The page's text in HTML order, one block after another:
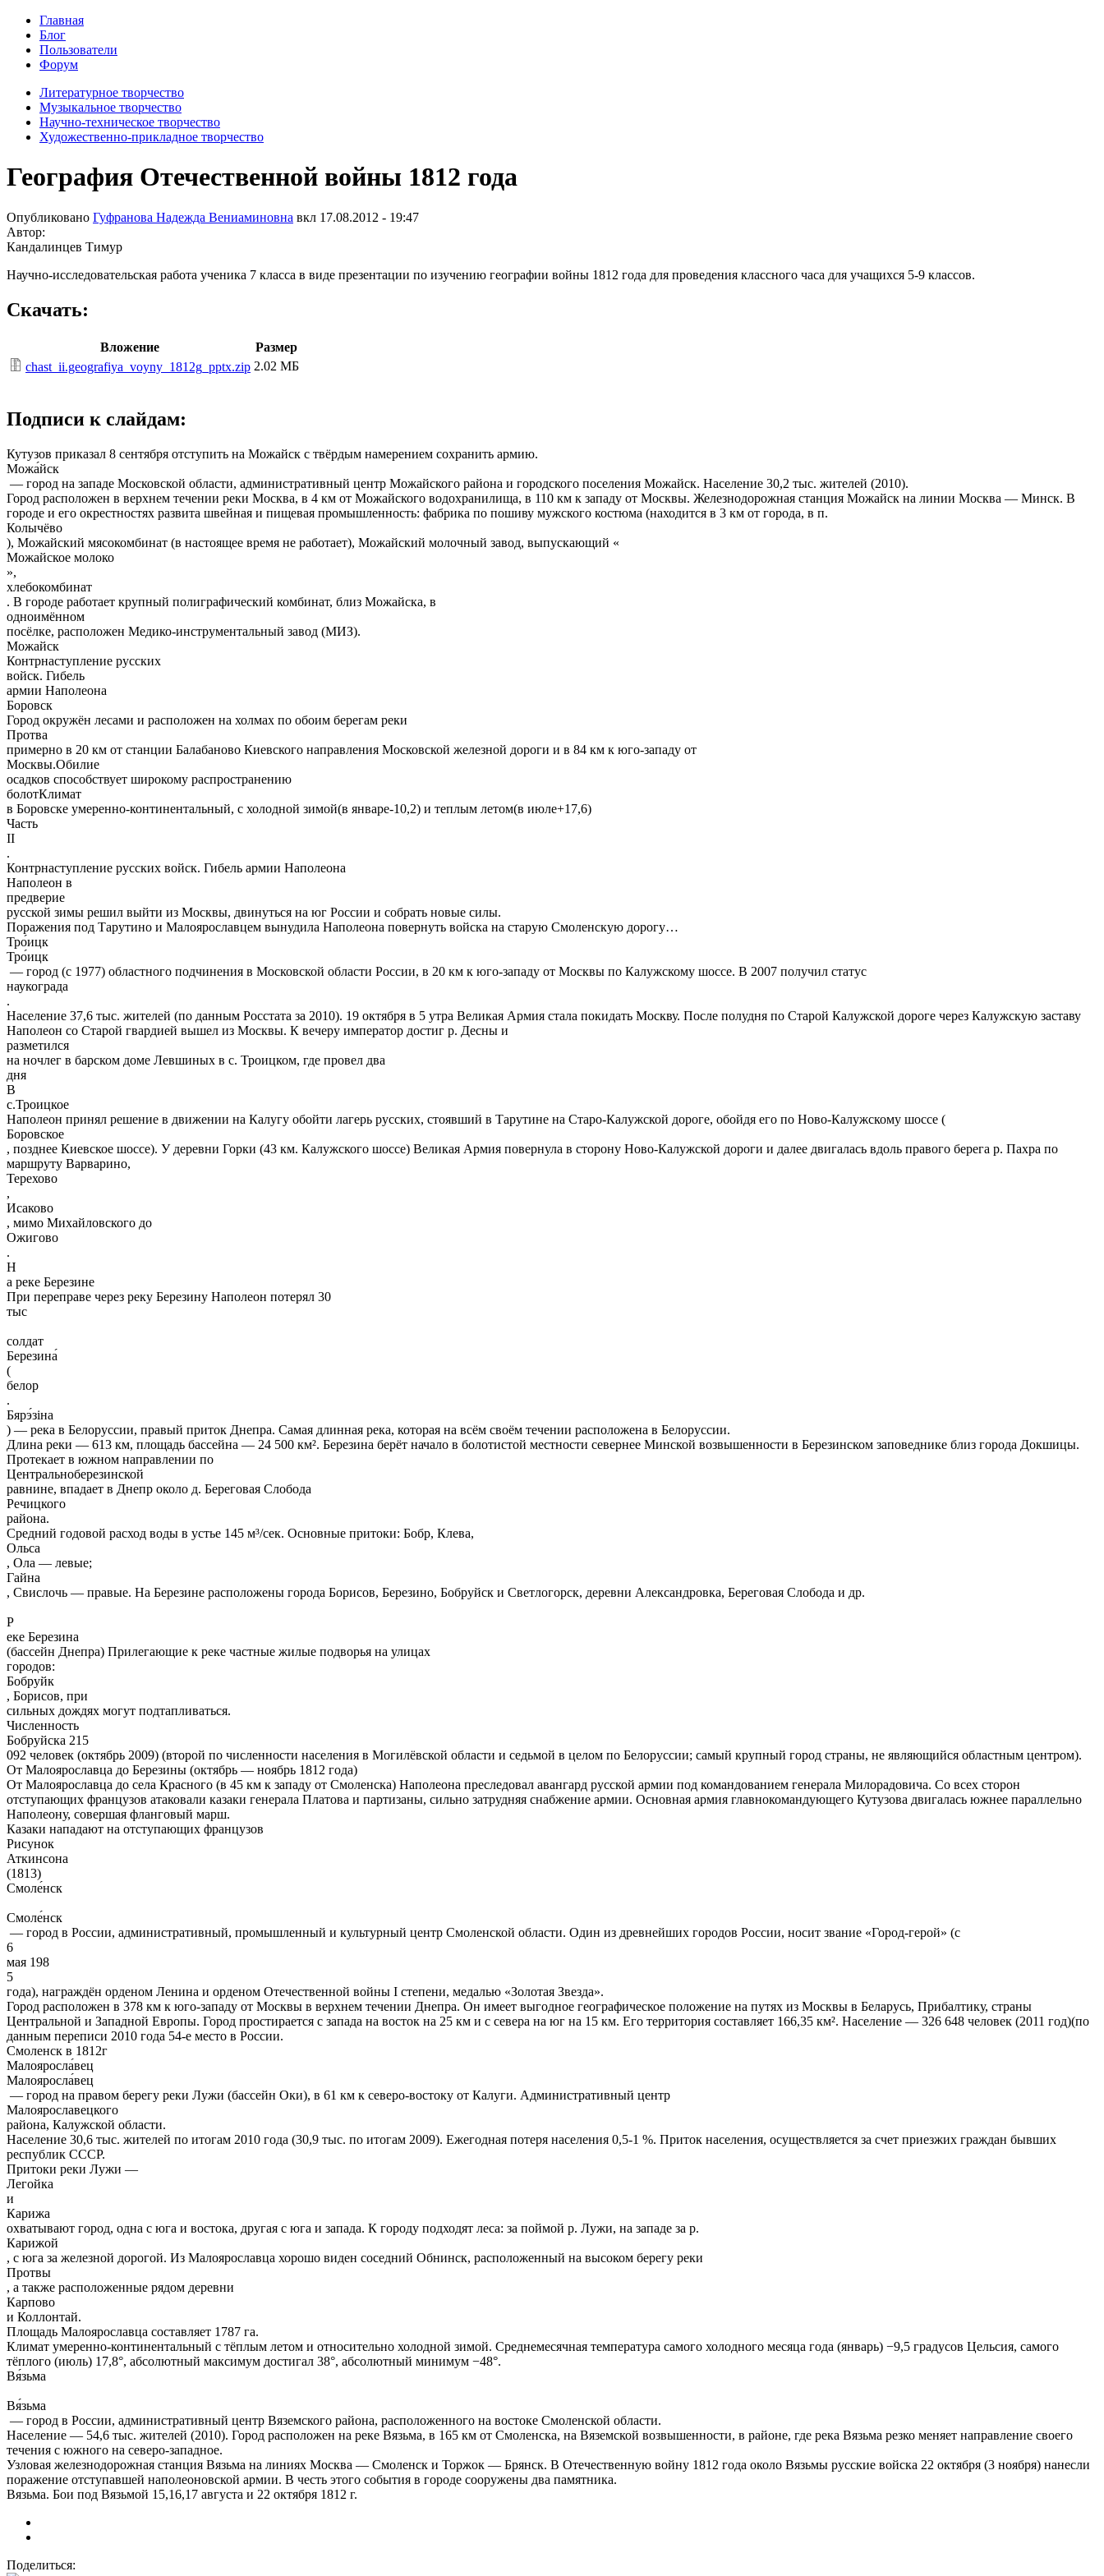
Главная
Блог
Пользователи
Форум
Литературное творчество
Музыкальное творчество
Научно-техническое творчество
Художественно-прикладное творчество
География Отечественной войны 1812 года
Опубликовано Гуфранова Надежда Вениаминовна вкл 17.08.2012 - 19:47
Автор:
Кандалинцев Тимур
Научно-исследовательская работа ученика 7 класса в виде презентации по изучению географии войны 1812 года для проведения классного часа для учащихся 5-9 классов.
Скачать:
Вложение
Размер
chast_ii.geografiya_voyny_1812g_pptx.zip 2.02 МБ
Подписи к слайдам:
Кутузов приказал 8 сентября отступить на Можайск с твёрдым намерением сохранить армию.
Можа́йск
— город на западе Московской области, административный центр Можайского района и городского поселения Можайск. Население 30,2 тыс. жителей (2010).
Город расположен в верхнем течении реки Москва, в 4 км от Можайского водохранилища, в 110 км к западу от Москвы. Железнодорожная станция Можайск на линии Москва — Минск. В
городе и его окрестностях развита швейная и пищевая промышленность: фабрика по пошиву мужского костюма (находится в 3 км от города, в п.
Колычёво
), Можайский мясокомбинат (в настоящее время не работает), Можайский молочный завод, выпускающий «
Можайское молоко
»,
хлебокомбинат
. В городе работает крупный полиграфический комбинат, близ Можайска, в
одноимённом
посёлке, расположен Медико-инструментальный завод (МИЗ).
Можайск
Контрнаступление русских
войск. Гибель
армии Наполеона
Боровск
Город окружён лесами и расположен на холмах по обоим берегам реки
Протва
примерно в 20 км от станции Балабаново Киевского направления Московской железной дороги и в 84 км к юго-западу от
Москвы.Обилие
осадков способствует широкому распространению
болотКлимат
в Боровске умеренно-континентальный, с холодной зимой(в январе-10,2) и теплым летом(в июле+17,6)
Часть
II
.
Контрнаступление русских войск. Гибель армии Наполеона
Наполеон в
предверие
русской зимы решил выйти из Москвы, двинуться на юг России и собрать новые силы.
Поражения под Тарутино и Малоярославцем вынудила Наполеона повернуть войска на старую Смоленскую дорогу…
Тро́ицк
Тро́ицк
— город (с 1977) областного подчинения в Московской области России, в 20 км к юго-западу от Москвы по Калужскому шоссе. В 2007 получил статус
наукограда
.
Население 37,6 тыс. жителей (по данным Росстата за 2010). 19 октября в 5 утра Великая Армия стала покидать Москву. После полудня по Старой Калужской дороге через Калужскую заставу
Наполеон со Старой гвардией вышел из Москвы. К вечеру император достиг р. Десны и
разметился
на ночлег в барском доме Левшиных в с. Троицком, где провел два
дня
В
с.Троицкое
Наполеон принял решение в движении на Калугу обойти лагерь русских, стоявший в Тарутине на Старо-Калужской дороге, обойдя его по Ново-Калужскому шоссе (
Боровское
, позднее Киевское шоссе). У деревни Горки (43 км. Калужского шоссе) Великая Армия повернула в сторону Ново-Калужской дороги и далее двигалась вдоль правого берега р. Пахра по
маршруту Варварино,
Терехово
,
Исаково
, мимо Михайловского до
Ожигово
.
Н
а реке Березине
При переправе через реку Березину Наполеон потерял 30
тыс
солдат
Березина́
(
белор
.
Бярэ́зіна
) — река в Белоруссии, правый приток Днепра. Самая длинная река, которая на всём своём течении расположена в Белоруссии.
Длина реки — 613 км, площадь бассейна — 24 500 км². Березина берёт начало в болотистой местности севернее Минской возвышенности в Березинском заповеднике близ города Докшицы.
Протекает в южном направлении по
Центральноберезинской
равнине, впадает в Днепр около д. Береговая Слобода
Речицкого
района.
Средний годовой расход воды в устье 145 м³/сек. Основные притоки: Бобр, Клева,
Ольса
, Ола — левые;
Гайна
, Свислочь — правые. На Березине расположены города Борисов, Березино, Бобруйск и Светлогорск, деревни Александровка, Береговая Слобода и др.
Р
еке Березина
(бассейн Днепра) Прилегающие к реке частные жилые подворья на улицах
городов:
Бобруйк
, Борисов, при
сильных дождях могут подтапливаться.
Численность
Бобруйска 215
092 человек (октябрь 2009) (второй по численности населения в Могилёвской области и седьмой в целом по Белоруссии; самый крупный город страны, не являющийся областным центром).
От Малоярославца до Березины (октябрь — ноябрь 1812 года)
От Малоярославца до села Красного (в 45 км к западу от Смоленска) Наполеона преследовал авангард русской армии под командованием генерала Милорадовича. Со всех сторон
отступающих французов атаковали казаки генерала Платова и партизаны, сильно затрудняя снабжение армии. Основная армия главнокомандующего Кутузова двигалась южнее параллельно
Наполеону, совершая фланговый марш.
Казаки нападают на отступающих французов
Рисунок
Аткинсона
(1813)
Смоле́нск
Смоле́нск
— город в России, административный, промышленный и культурный центр Смоленской области. Один из древнейших городов России, носит звание «Город-герой» (с
6
мая 198
5
года), награждён орденом Ленина и орденом Отечественной войны I степени, медалью «Золотая Звезда».
Город расположен в 378 км к юго-западу от Москвы в верхнем течении Днепра. Он имеет выгодное географическое положение на путях из Москвы в Беларусь, Прибалтику, страны
Центральной и Западной Европы. Город простирается с запада на восток на 25 км и с севера на юг на 15 км. Его территория составляет 166,35 км². Население — 326 648 человек (2011 год)(по
данным переписи 2010 года 54-е место в России.
Смоленск в 1812г
Малояросла́вец
Малояросла́вец
— город на правом берегу реки Лужи (бассейн Оки), в 61 км к северо-востоку от Калуги. Административный центр
Малоярославецкого
района, Калужской области.
Население 30,6 тыс. жителей по итогам 2010 года (30,9 тыс. по итогам 2009). Ежегодная потеря населения 0,5-1 %. Приток населения, осуществляется за счет приезжих граждан бывших
республик СССР.
Притоки реки Лужи —
Легойка
и
Карижа
охватывают город, одна с юга и востока, другая с юга и запада. К городу подходят леса: за поймой р. Лужи, на западе за р.
Карижой
, с юга за железной дорогой. Из Малоярославца хорошо виден соседний Обнинск, расположенный на высоком берегу реки
Протвы
, а также расположенные рядом деревни
Карпово
и Коллонтай.
Площадь Малоярославца составляет 1787 га.
Климат умеренно-континентальный с тёплым летом и относительно холодной зимой. Среднемесячная температура самого холодного месяца года (январь) −9,5 градусов Цельсия, самого
тёплого (июль) 17,8°, абсолютный максимум достигал 38°, абсолютный минимум −48°.
Вя́зьма
Вя́зьма
— город в России, административный центр Вяземского района, расположенного на востоке Смоленской области.
Население — 54,6 тыс. жителей (2010). Город расположен на реке Вязьма, в 165 км от Смоленска, на Вяземской возвышенности, в районе, где река Вязьма резко меняет направление своего
течения с южного на северо-западное.
Узловая железнодорожная станция Вязьма на линиях Москва — Смоленск и Торжок — Брянск. В Отечественную войну 1812 года около Вязьмы русские войска 22 октября (3 ноября) нанесли
поражение отступавшей наполеоновской армии. В честь этого события в городе сооружены два памятника.
Вязьма. Бои под Вязьмой 15,16,17 августа и 22 октября 1812 г.
Поделиться: